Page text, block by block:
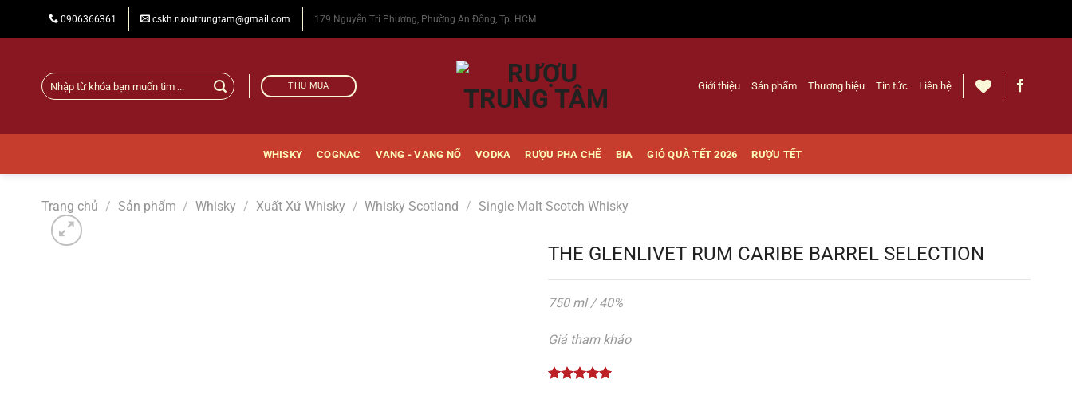
0906366361 cskh.ruoutrungtam@gmail.com 179 Nguyễn Tri Phương, Phường An Đông, Tp. HCM
Tìm
kiếm:
THU MUA Giới thiệu Sản phẩm Thương hiệu Tin tức Liên hệ
WHISKY COGNAC VANG - VANG NỔ VODKA RƯỢU PHA CHẾ BIA GIỎ QUÀ TẾT 2026 RƯỢU TẾT
Trang chủ / Sản phẩm / Whisky / Xuất Xứ Whisky / Whisky Scotland / Single Malt Scotch Whisky
THE GLENLIVET RUM CARIBE BARREL SELECTION
750 ml / 40%
Giá tham khảo